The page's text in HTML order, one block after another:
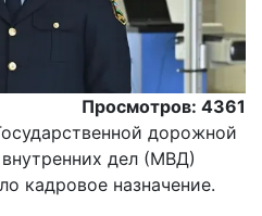
Просмотров: 4361
дорожной
дел (МВД)
кадровое назначение.